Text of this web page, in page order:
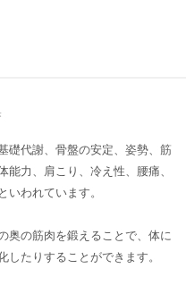
礎代謝、骨盤の安定、姿勢、筋
力、肩こり、冷え性、腰痛、
いわれています。
奥の筋肉を鍛えることで、体に
たりすることができます。